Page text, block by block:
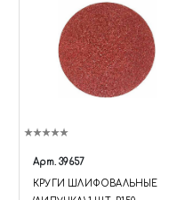
'UNIVERSE_S1';
UNIVERSE.TEMPLATE.DIRECTO
'/BITRIX/TEMPLATES/UNIVERS
E_S1'; }); .C-HEADER.C-HEADER-
TEMPLATE-1 .WIDGET-
.WIDGET-CONTAINER-
HEADER.C-HEADER-
TEMPLATE-1 .WIDGET-
Арт. 39657
КРУГИ ШЛИФОВАЛЬНЫЕ